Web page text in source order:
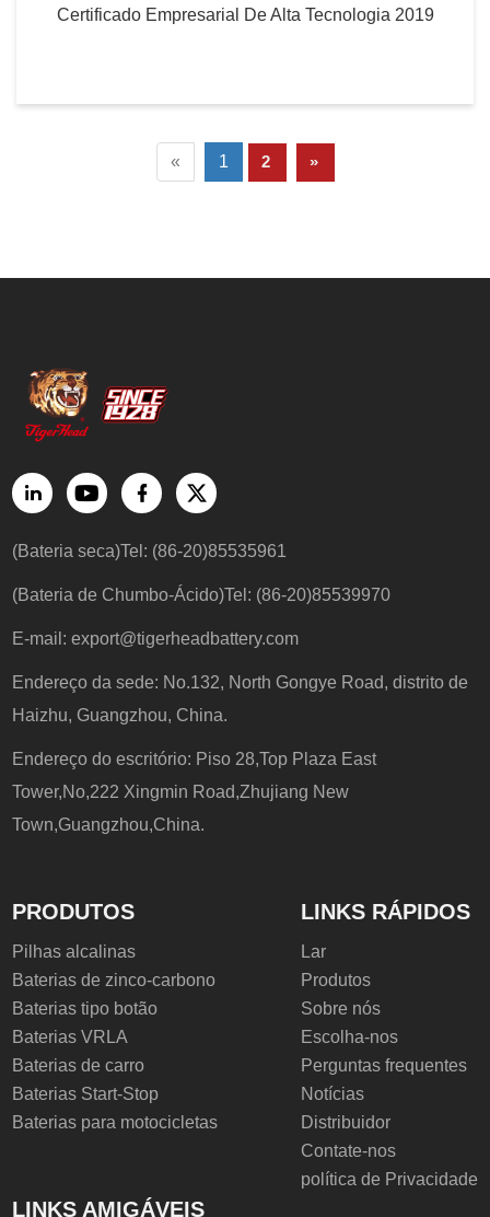
Certificado Empresarial De Alta Tecnologia 2019
« 1 2 »
(Bateria seca)Tel: (86-20)85535961
(Bateria de Chumbo-Ácido)Tel: (86-20)85539970
E-mail:export@tigerheadbattery.com
Endereço da sede: No.132, North Gongye Road, distrito de
Haizhu, Guangzhou, China.
Endereço do escritório: Piso 28,Top Plaza East
Tower,No,222 Xingmin Road,Zhujiang New
Town,Guangzhou,China.
PRODUTOS
Pilhas alcalinas
Baterias de zinco-carbono
Baterias tipo botão
Baterias VRLA
Baterias de carro
Baterias Start-Stop
Baterias para motocicletas
LINKS RÁPIDOS
Lar
Produtos
Sobre nós
Escolha-nos
Perguntas frequentes
Notícias
Distribuidor
Contate-nos
política de Privacidade
LINKS AMIGÁVEIS